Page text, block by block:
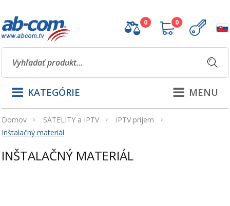
0 0
MENU
KATEGÓRIE
Domov SATELITY a IPTV
IPTV príjem
Inštalačný materiál
INŠTALAČNÝ MATERIÁL